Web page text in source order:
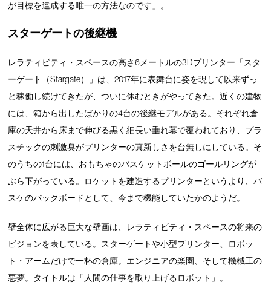
が目標を達成する唯一の方法なのです」。
スターゲートの後継機
レラティビティ・スペースの高さ6メートルの3Dプリンター「スタ
ーゲート（Stargate）」は、2017年に表舞台に姿を現して以来ずっ
と稼働し続けてきたが、ついに休むときがやってきた。近くの建物
には、箱から出したばかりの4台の後継モデルがある。それぞれ倉
庫の天井から床まで伸びる黒く細長い垂れ幕で覆われており、プラ
スチックの刺激臭がプリンターの真新しさを台無しにしている。そ
のうちの1台には、おもちゃのバスケットボールのゴールリングが
ぶら下がっている。ロケットを建造するプリンターというより、バ
スケのバックボードとして、今まで機能していたかのようだ。
壁全体に広がる巨大な壁画は、レラティビティ・スペースの将来の
ビジョンを表している。スターゲートや小型プリンター、ロボッ
ト・アームだけで一杯の倉庫。エンジニアの楽園、そして機械工の
悪夢。タイトルは「人間の仕事を取り上げるロボット」。